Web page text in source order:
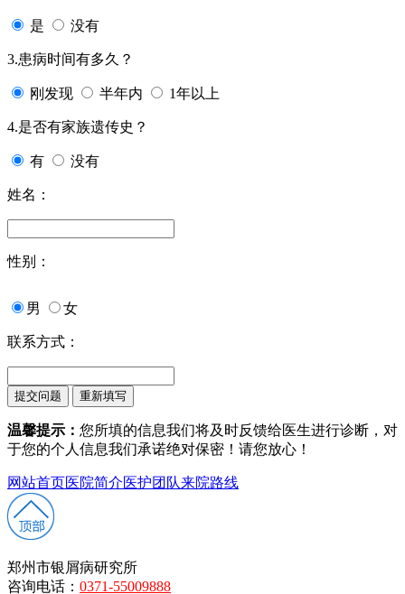
是 没有
3.患病时间有多久？
刚发现 半年内 1年以上
4.是否有家族遗传史？
有 没有
姓名：
性别：
男 女
联系方式：
温馨提示： 您所填的信息我们将及时反馈给医生进行诊断，对
于您的个人信息我们承诺绝对保密！请您放心！
网站首页医院简介医护团队来院路线
郑州市银屑病研究所
咨询电话： 0371-55009888